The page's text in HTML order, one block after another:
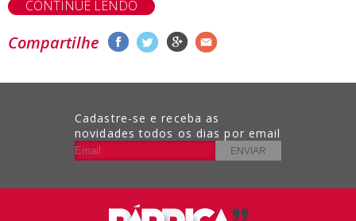
CONTINUE LENDO
Compartilhe
Cadastre-se e receba as
novidades todos os dias por email